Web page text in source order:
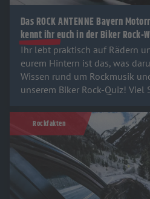
Das ROCK ANTENNE Bayern
kennt ihr euch in der Biker Rock-
Ihr lebt praktisch auf Rädern
eurem Hintern ist das, was
Wissen rund um Rockmusik
unserem Biker Rock-Quiz! Viel
Rockfakten